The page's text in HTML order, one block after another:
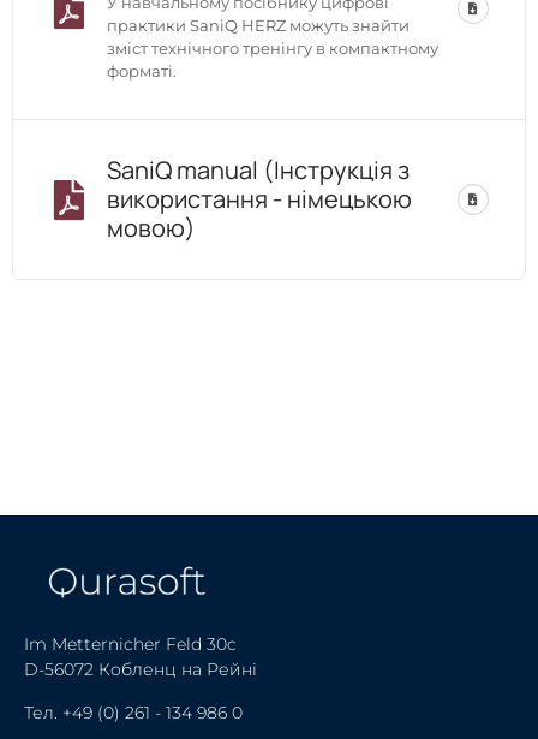
практики SaniQ HERZ можуть знайти
зміст технічного тренінгу в компактному
форматі.
SaniQ manual (Інструкція з
використання - німецькою
мовою)
Im Metternicher Feld 30c
D-56072 Кобленц на Рейні
Тел. +49 (0) 261 - 134 986 0